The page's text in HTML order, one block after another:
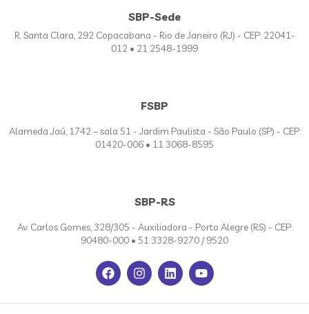
SBP-Sede
R. Santa Clara, 292 Copacabana - Rio de Janeiro (RJ) - CEP: 22041-
012 • 21 2548-1999
FSBP
Alameda Jaú, 1742 – sala 51 - Jardim Paulista - São Paulo (SP) - CEP:
01420-006 • 11 3068-8595
SBP-RS
Av. Carlos Gomes, 328/305 - Auxiliadora - Porto Alegre (RS) - CEP:
90480-000 • 51 3328-9270 / 9520